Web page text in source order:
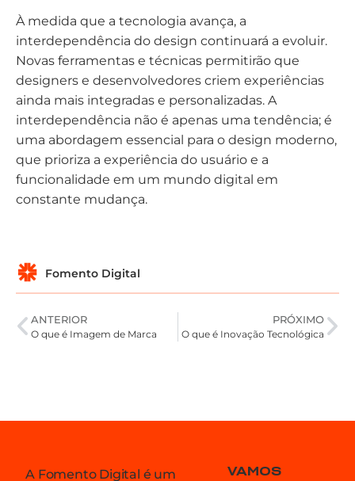
À medida que a tecnologia avança, a
interdependência do design continuará a evoluir.
Novas ferramentas e técnicas permitirão que
designers e desenvolvedores criem experiências
ainda mais integradas e personalizadas. A
interdependência não é apenas uma tendência; é
uma abordagem essencial para o design moderno,
que prioriza a experiência do usuário e a
funcionalidade em um mundo digital em
constante mudança.
Fomento Digital
ANTERIOR
O que é Imagem de Marca
PRÓXIMO
O que é Inovação Tecnológica
A Fomento Digital é um
VAMOS